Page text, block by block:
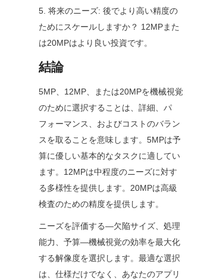
5. 将来のニーズ: 後でより高い精度の
ためにスケールしますか？ 12MPまた
は20MPはより良い投資です。
結論
5MP、12MP、または20MPを機械視覚
のために選択することは、詳細、パ
フォーマンス、およびコストのバラン
スを取ることを意味します。5MPは予
算に優しい基本的なタスクに適してい
ます。12MPは中程度のニーズに対す
る多様性を提供します。20MPは高級
検査のための精度を提供します。
ニーズを評価する—欠陥サイズ、処理
能力、予算—機械視覚の効率を最大化
する解像度を選択します。最適な選択
は、仕様だけでなく、あなたのアプリ